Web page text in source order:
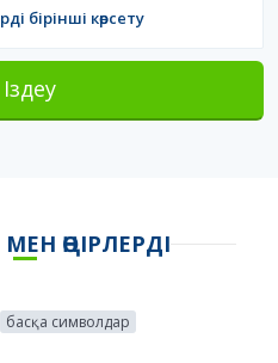
бірінші көрсету
Іздеу
ӨҢІРЛЕРДІ
басқа символдар